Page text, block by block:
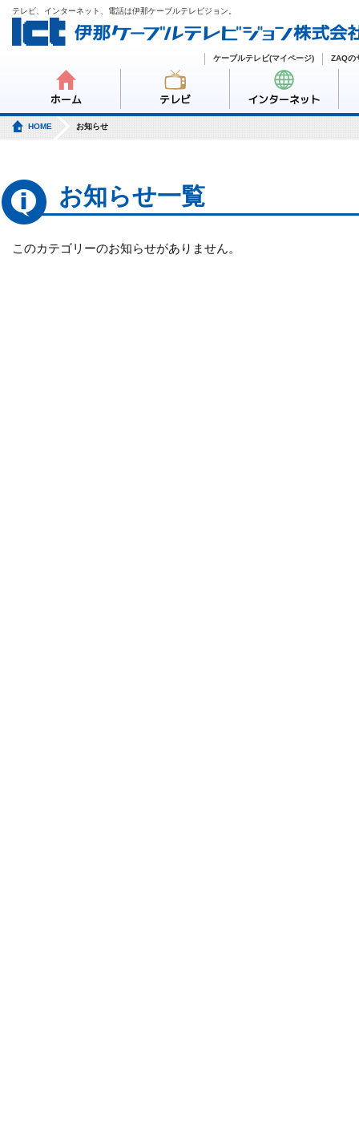
テレビ、インターネット、電話は伊那ケーブルテレビジョン。
ホーム テレビ インターネット
ZAQの
ケーブルテレビ(マイページ)
HOME お知らせ
お知らせ一覧
このカテゴリーのお知らせがありません。